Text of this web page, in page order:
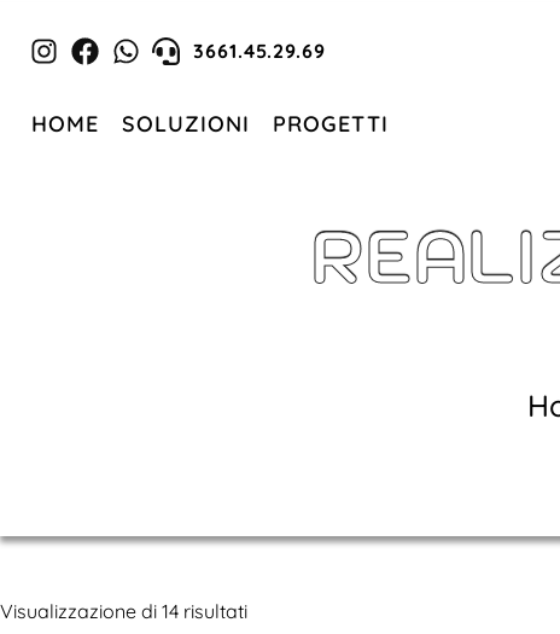
3661.45.29.69
HOME SOLUZIONI PROGETTI
Visualizzazione di 14 risultati